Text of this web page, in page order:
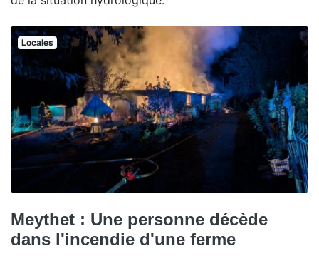
Locales
Meythet : Une personne décède
dans l'incendie d'une ferme